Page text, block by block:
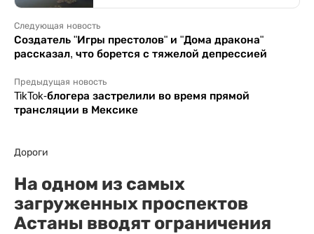
Следующая новость
Создатель "Игры престолов" и "Дома дракона"
рассказал, что борется с тяжелой депрессией
Предыдущая новость
TikTok-блогера застрелили во время прямой
трансляции в Мексике
Дороги
На одном из самых
загруженных проспектов
Астаны вводят ограничения